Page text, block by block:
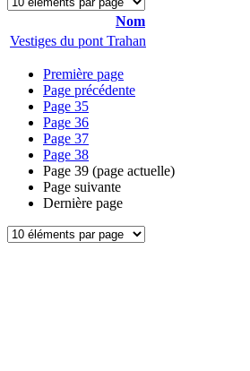
Nom
Vestiges du pont Trahan
Première page
Page précédente
Page 35
Page 36
Page 37
Page 38
Page 39 (page actuelle)
Page suivante
Dernière page